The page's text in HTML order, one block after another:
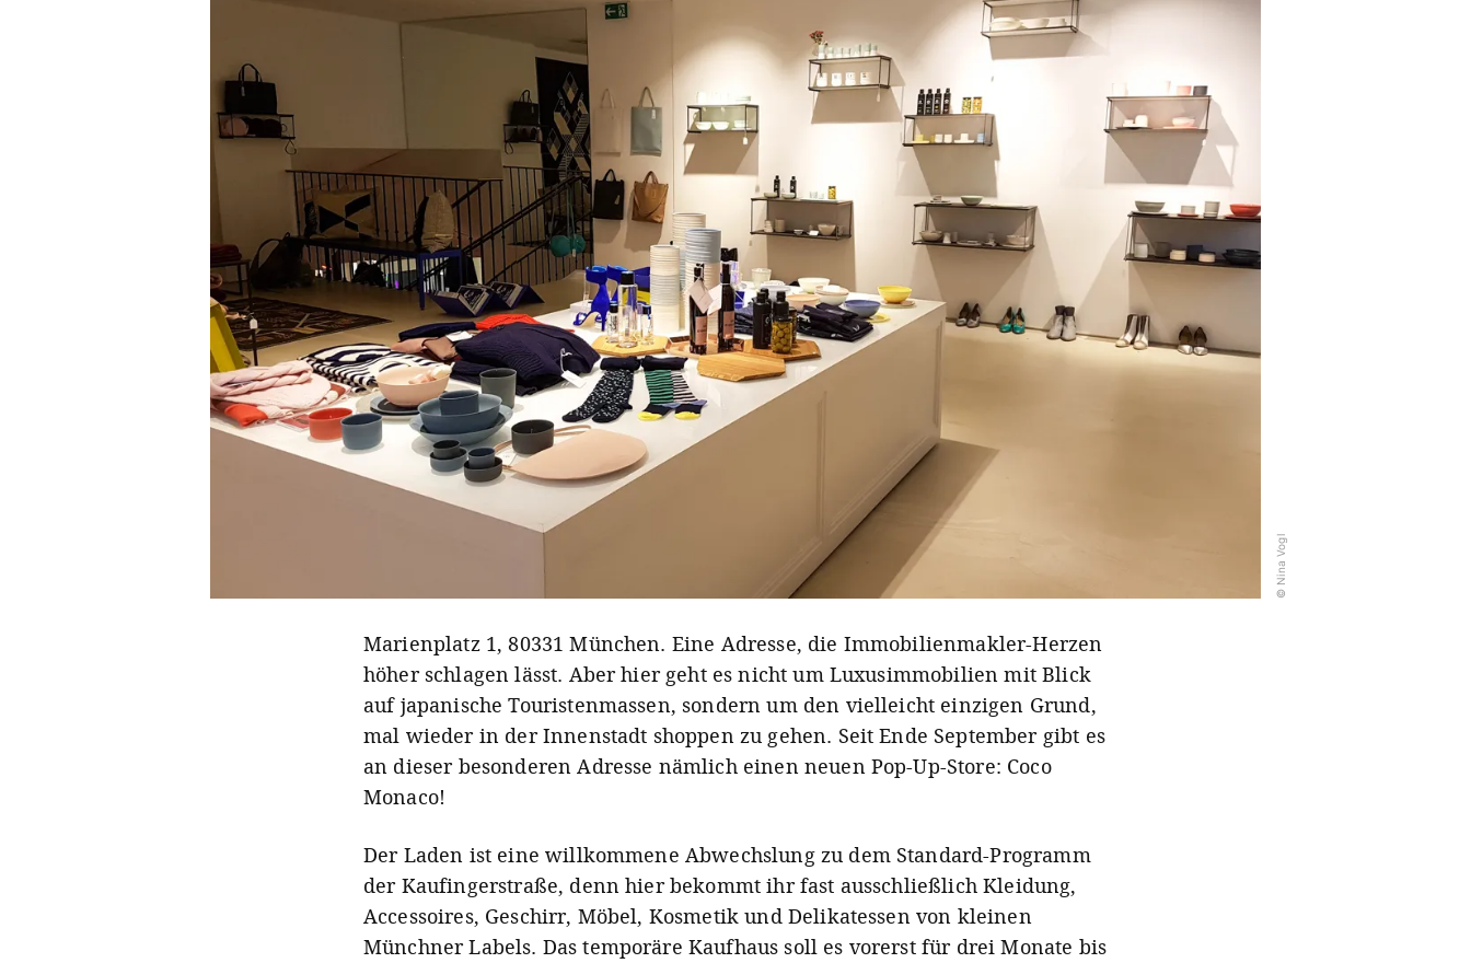
© Nina Vogl
Marienplatz 1, 80331 München. Eine Adresse, die Immobilienmakler-Herzen
höher schlagen lässt. Aber hier geht es nicht um Luxusimmobilien mit Blick
auf japanische Touristenmassen, sondern um den vielleicht einzigen Grund,
mal wieder in der Innenstadt shoppen zu gehen. Seit Ende September gibt es
an dieser besonderen Adresse nämlich einen neuen Pop-Up-Store: Coco
Monaco!
Der Laden ist eine willkommene Abwechslung zu dem Standard-Programm
der Kaufingerstraße, denn hier bekommt ihr fast ausschließlich Kleidung,
Accessoires, Geschirr, Möbel, Kosmetik und Delikatessen von kleinen
Münchner Labels. Das temporäre Kaufhaus soll es vorerst für drei Monate bis